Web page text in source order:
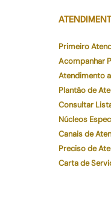
Primeiro
Acompanhar
Atendimento
Plantão de
Consultar
Núcleos
Canais de
Preciso de
Carta de